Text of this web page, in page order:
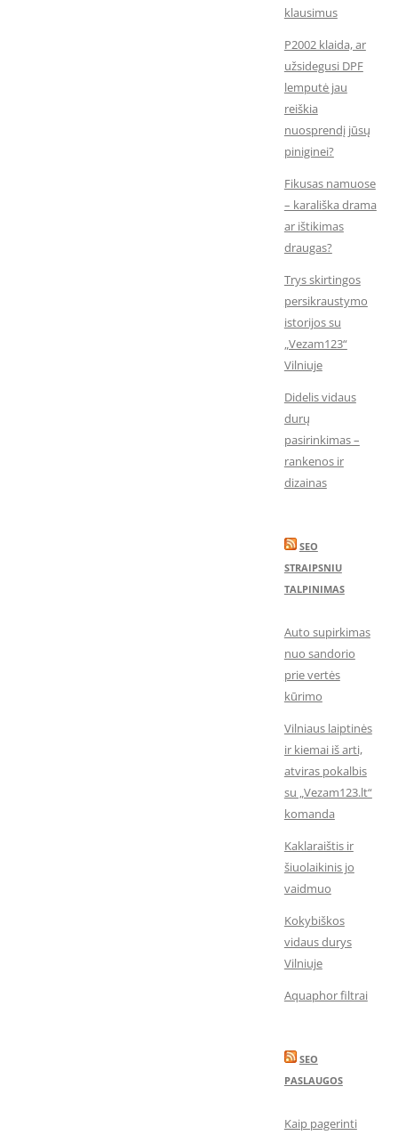
klausimus
P2002 klaida, ar
užsidegusi DPF
lemputė jau
reiškia
nuosprendį jūsų
piniginei?
Fikusas namuose
– karališka drama
ar ištikimas
draugas?
Trys skirtingos
persikraustymo
istorijos su
„Vezam123“
Vilniuje
Didelis vidaus
durų
pasirinkimas –
rankenos ir
dizainas
SEO
STRAIPSNIU
TALPINIMAS
Auto supirkimas
nuo sandorio
prie vertės
kūrimo
Vilniaus laiptinės
ir kiemai iš arti,
atviras pokalbis
su „Vezam123.lt“
komanda
Kaklaraištis ir
šiuolaikinis jo
vaidmuo
Kokybiškos
vidaus durys
Vilniuje
Aquaphor filtrai
SEO
PASLAUGOS
Kaip pagerinti